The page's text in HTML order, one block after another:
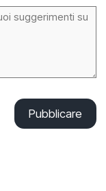
Pubblicare